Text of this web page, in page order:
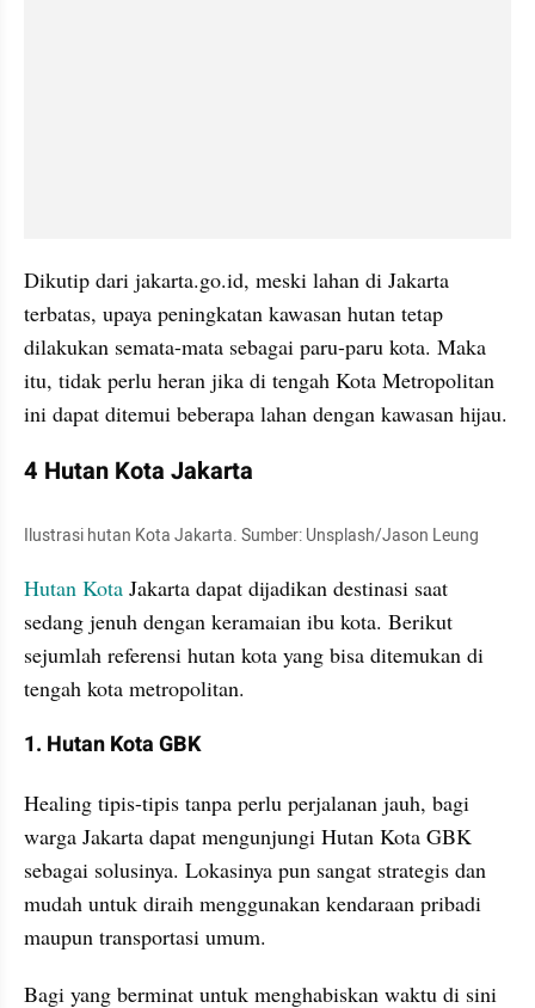
Dikutip dari jakarta.go.id, meski lahan di Jakarta
terbatas, upaya peningkatan kawasan hutan tetap
dilakukan semata-mata sebagai paru-paru kota. Maka
itu, tidak perlu heran jika di tengah Kota Metropolitan
ini dapat ditemui beberapa lahan dengan kawasan hijau.
4 Hutan Kota Jakarta
Ilustrasi hutan Kota Jakarta. Sumber: Unsplash/Jason Leung
Hutan Kota Jakarta dapat dijadikan destinasi saat
sedang jenuh dengan keramaian ibu kota. Berikut
sejumlah referensi hutan kota yang bisa ditemukan di
tengah kota metropolitan.
1. Hutan Kota GBK
Healing tipis-tipis tanpa perlu perjalanan jauh, bagi
warga Jakarta dapat mengunjungi Hutan Kota GBK
sebagai solusinya. Lokasinya pun sangat strategis dan
mudah untuk diraih menggunakan kendaraan pribadi
maupun transportasi umum.
Bagi yang berminat untuk menghabiskan waktu di sini